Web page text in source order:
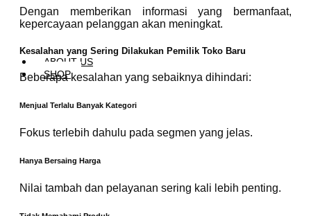
ABOUT US
SHOP
Dengan memberikan informasi yang bermanfaat,
kepercayaan pelanggan akan meningkat.
Kesalahan yang Sering Dilakukan Pemilik Toko Baru
Beberapa kesalahan yang sebaiknya dihindari:
Menjual Terlalu Banyak Kategori
Fokus terlebih dahulu pada segmen yang jelas.
Hanya Bersaing Harga
Nilai tambah dan pelayanan sering kali lebih penting.